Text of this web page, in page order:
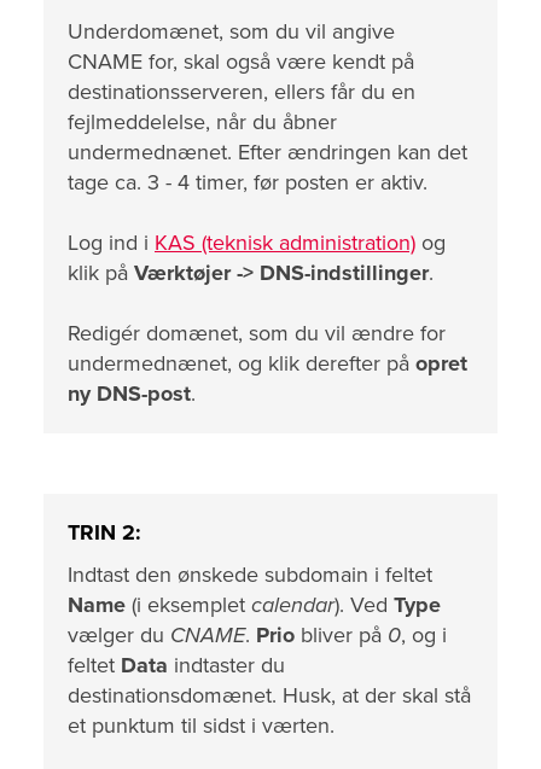
Underdomænet, som du vil angive
CNAME for, skal også være kendt på
destinationsserveren, ellers får du en
fejlmeddelelse, når du åbner
undermednænet. Efter ændringen kan det
tage ca. 3 - 4 timer, før posten er aktiv.
Log ind i KAS (teknisk administration) og
klik på Værktøjer -> DNS-indstillinger.
Redigér domænet, som du vil ændre for
undermednænet, og klik derefter på opret
ny DNS-post.
TRIN 2:
Indtast den ønskede subdomain i feltet
Name (i eksemplet calendar). Ved Type
vælger du CNAME. Prio bliver på 0, og i
feltet Data indtaster du
destinationsdomænet. Husk, at der skal stå
et punktum til sidst i værten.